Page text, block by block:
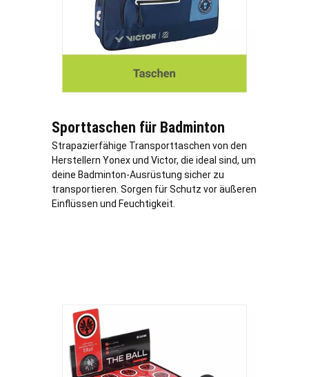
Sporttaschen für Badminton
Strapazierfähige Transporttaschen von den
Herstellern Yonex und Victor, die ideal sind, um
deine Badminton-Ausrüstung sicher zu
transportieren. Sorgen für Schutz vor äußeren
Einflüssen und Feuchtigkeit.